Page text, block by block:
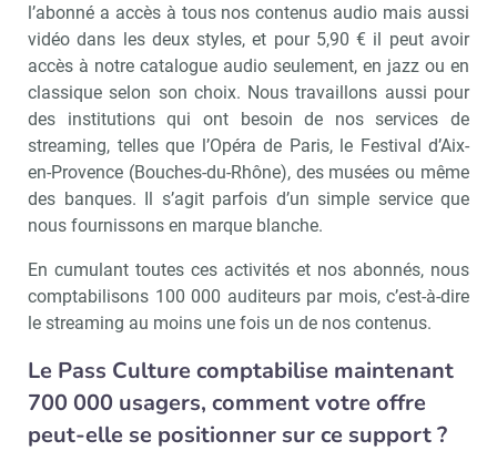
l’abonné a accès à tous nos contenus audio mais aussi
vidéo dans les deux styles, et pour 5,90 € il peut avoir
accès à notre catalogue audio seulement, en jazz ou en
classique selon son choix. Nous travaillons aussi pour
des institutions qui ont besoin de nos services de
streaming, telles que l’Opéra de Paris, le Festival d’Aix-
en-Provence (Bouches-du-Rhône), des musées ou même
des banques. Il s’agit parfois d’un simple service que
nous fournissons en marque blanche.
En cumulant toutes ces activités et nos abonnés, nous
comptabilisons 100 000 auditeurs par mois, c’est-à-dire
le streaming au moins une fois un de nos contenus.
Le Pass Culture comptabilise maintenant
700 000 usagers, comment votre offre
peut-elle se positionner sur ce support ?